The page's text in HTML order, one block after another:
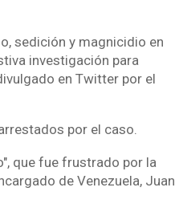
sedición y magnicidio en
investigación para
en Twitter por el
por el caso.
que fue frustrado por la
de Venezuela, Juan